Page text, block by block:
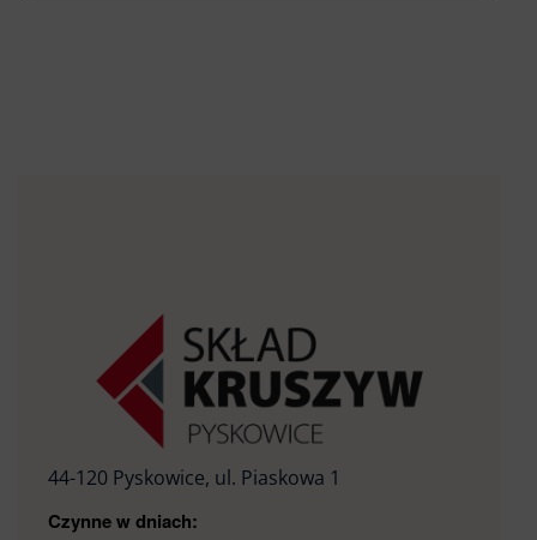
44-120 Pyskowice, ul. Piaskowa 1
Czynne w dniach: